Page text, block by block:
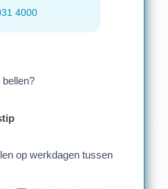
4000
op werkdagen tussen